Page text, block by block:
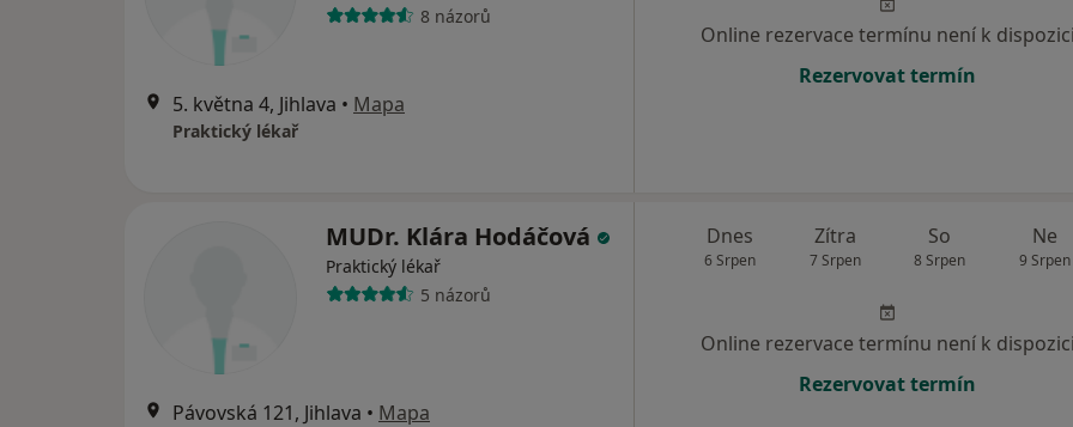
8 názorů
5. května 4, Jihlava • Mapa
Praktický lékař
Online rezervace termínu není k dispozici
Rezervovat termín
MUDr. Klára Hodáčová
Praktický lékař
5 názorů
Pávovská 121, Jihlava • Mapa
Dnes
6 Srpen
Zítra
7 Srpen
So
8 Srpen
Ne
9 Srpen
Online rezervace termínu není k dispozici
Rezervovat termín